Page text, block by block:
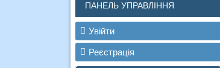
ПАНЕЛЬ УПРАВЛІННЯ
Увійти
Реєстрація